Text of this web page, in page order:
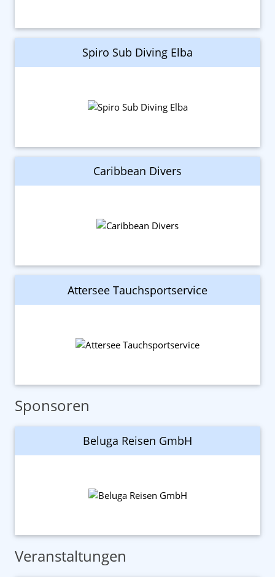
Spiro Sub Diving Elba
Caribbean Divers
Attersee Tauchsportservice
Sponsoren
Beluga Reisen GmbH
Veranstaltungen